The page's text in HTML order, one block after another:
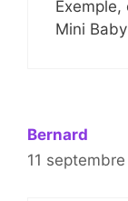
Exemple,
Mini
Bernard
11